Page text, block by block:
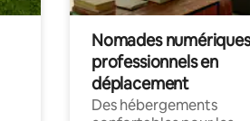
Nomades
professionnels en
déplacement
Des hébergements